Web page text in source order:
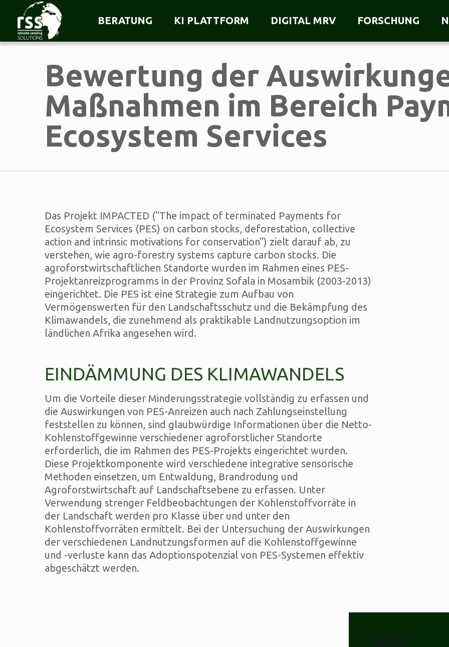
BERATUNG KI PLATTFORM DIGITAL MRV FORSCHUNG
Bewertung der
Maßnahmen im Bereich
Ecosystem Services
Das Projekt IMPACTED ("The impact of terminated Payments for
Ecosystem Services (PES) on carbon stocks, deforestation, collective
action and intrinsic motivations for conservation") zielt darauf ab, zu
verstehen, wie agro-forestry systems capture carbon stocks. Die
agroforstwirtschaftlichen Standorte wurden im Rahmen eines PES-
Projektanreizprogramms in der Provinz Sofala in Mosambik (2003-2013)
eingerichtet. Die PES ist eine Strategie zum Aufbau von
Vermögenswerten für den Landschaftsschutz und die Bekämpfung des
Klimawandels, die zunehmend als praktikable Landnutzungsoption im
ländlichen Afrika angesehen wird.
EINDÄMMUNG DES KLIMAWANDELS
Um die Vorteile dieser Minderungsstrategie vollständig zu erfassen und
die Auswirkungen von PES-Anreizen auch nach Zahlungseinstellung
feststellen zu können, sind glaubwürdige Informationen über die Netto-
Kohlenstoffgewinne verschiedener agroforstlicher Standorte
erforderlich, die im Rahmen des PES-Projekts eingerichtet wurden.
Diese Projektkomponente wird verschiedene integrative sensorische
Methoden einsetzen, um Entwaldung, Brandrodung und
Agroforstwirtschaft auf Landschaftsebene zu erfassen. Unter
Verwendung strenger Feldbeobachtungen der Kohlenstoffvorräte in
der Landschaft werden pro Klasse über und unter den
Kohlenstoffvorräten ermittelt. Bei der Untersuchung der Auswirkungen
der verschiedenen Landnutzungsformen auf die Kohlenstoffgewinne
und -verluste kann das Adoptionspotenzial von PES-Systemen effektiv
abgeschätzt werden.